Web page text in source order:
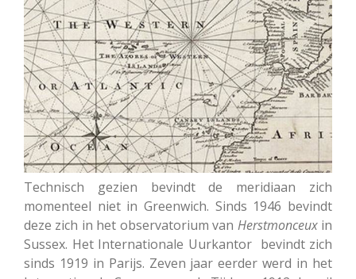
Technisch gezien bevindt de meridiaan zich
momenteel niet in Greenwich. Sinds 1946 bevindt
deze zich in het observatorium van Herstmonceuxin
Sussex. Het Internationale Uurkantor bevindt zich
sinds 1919 in Parijs. Zeven jaar eerder werd in het